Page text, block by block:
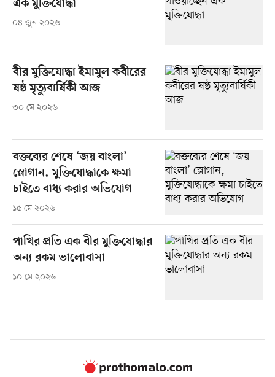
এক মুক্তিযোদ্ধা
০৪ জুন ২০২৬
বীর মুক্তিযোদ্ধা ইমামুল কবীরের
ষষ্ঠ মৃত্যুবার্ষিকী আজ
৩০ মে ২০২৬
বক্তব্যের শেষে ‘জয় বাংলা’
স্লোগান, মুক্তিযোদ্ধাকে ক্ষমা
চাইতে বাধ্য করার অভিযোগ
১৫ মে ২০২৬
পাখির প্রতি এক বীর মুক্তিযোদ্ধার
অন্য রকম ভালোবাসা
১০ মে ২০২৬